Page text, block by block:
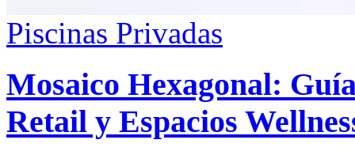
Piscinas Privadas
Mosaico Hexagonal:
Retail y Espacios